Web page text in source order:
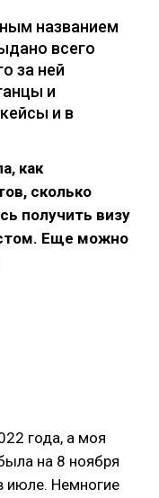
названием
всего
за ней
и
и в
как
сколько
получить визу
Еще можно
года, а моя
на 8 ноября
июле. Немногие